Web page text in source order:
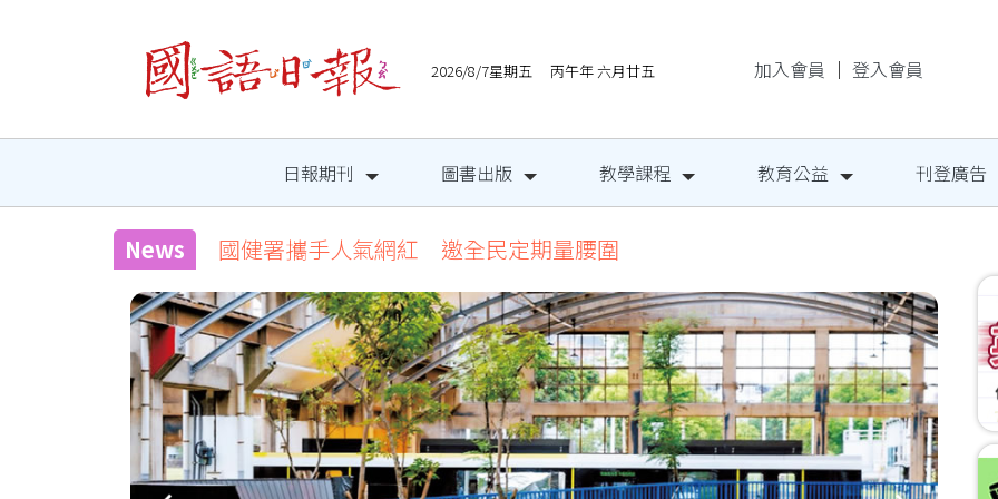
2026/8/7星期五 丙午年 六月廿五 加入會員 ｜ 登入會員
日報期刊 圖書出版 教學課程 教育公益 刊登廣告
News 國健署攜手人氣網紅 邀全民定期量腰圍